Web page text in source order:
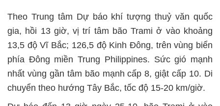
Theo Trung tâm Dự báo khí tượng thuỷ văn quốc
gia, hồi 13 giờ, vị trí tâm bão Trami ở vào khoảng
13,5 độ Vĩ Bắc; 126,5 độ Kinh Đông, trên vùng biển
phía Đông miền Trung Philippines. Sức gió mạnh
nhất vùng gần tâm bão mạnh cấp 8, giật cấp 10. Di
chuyển theo hướng Tây Bắc, tốc độ 15-20 km/giờ.